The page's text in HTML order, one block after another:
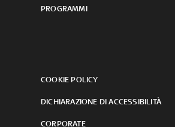
PROGRAMMI
COOKIE POLICY
DICHIARAZIONE DI ACCESSIBILITÀ
CORPORATE